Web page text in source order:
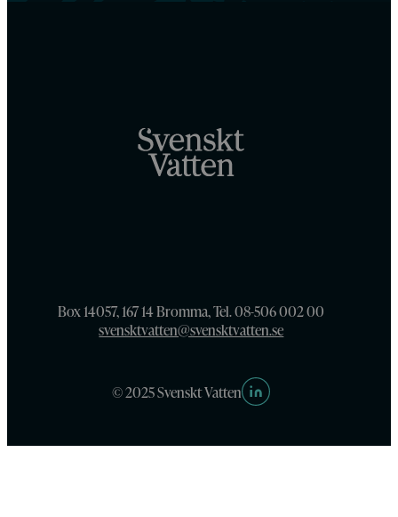
Box 14057, 167 14 Bromma, Tel. 08-506 002 00
svensktvatten@svensktvatten.se
© 2025 Svenskt Vatten